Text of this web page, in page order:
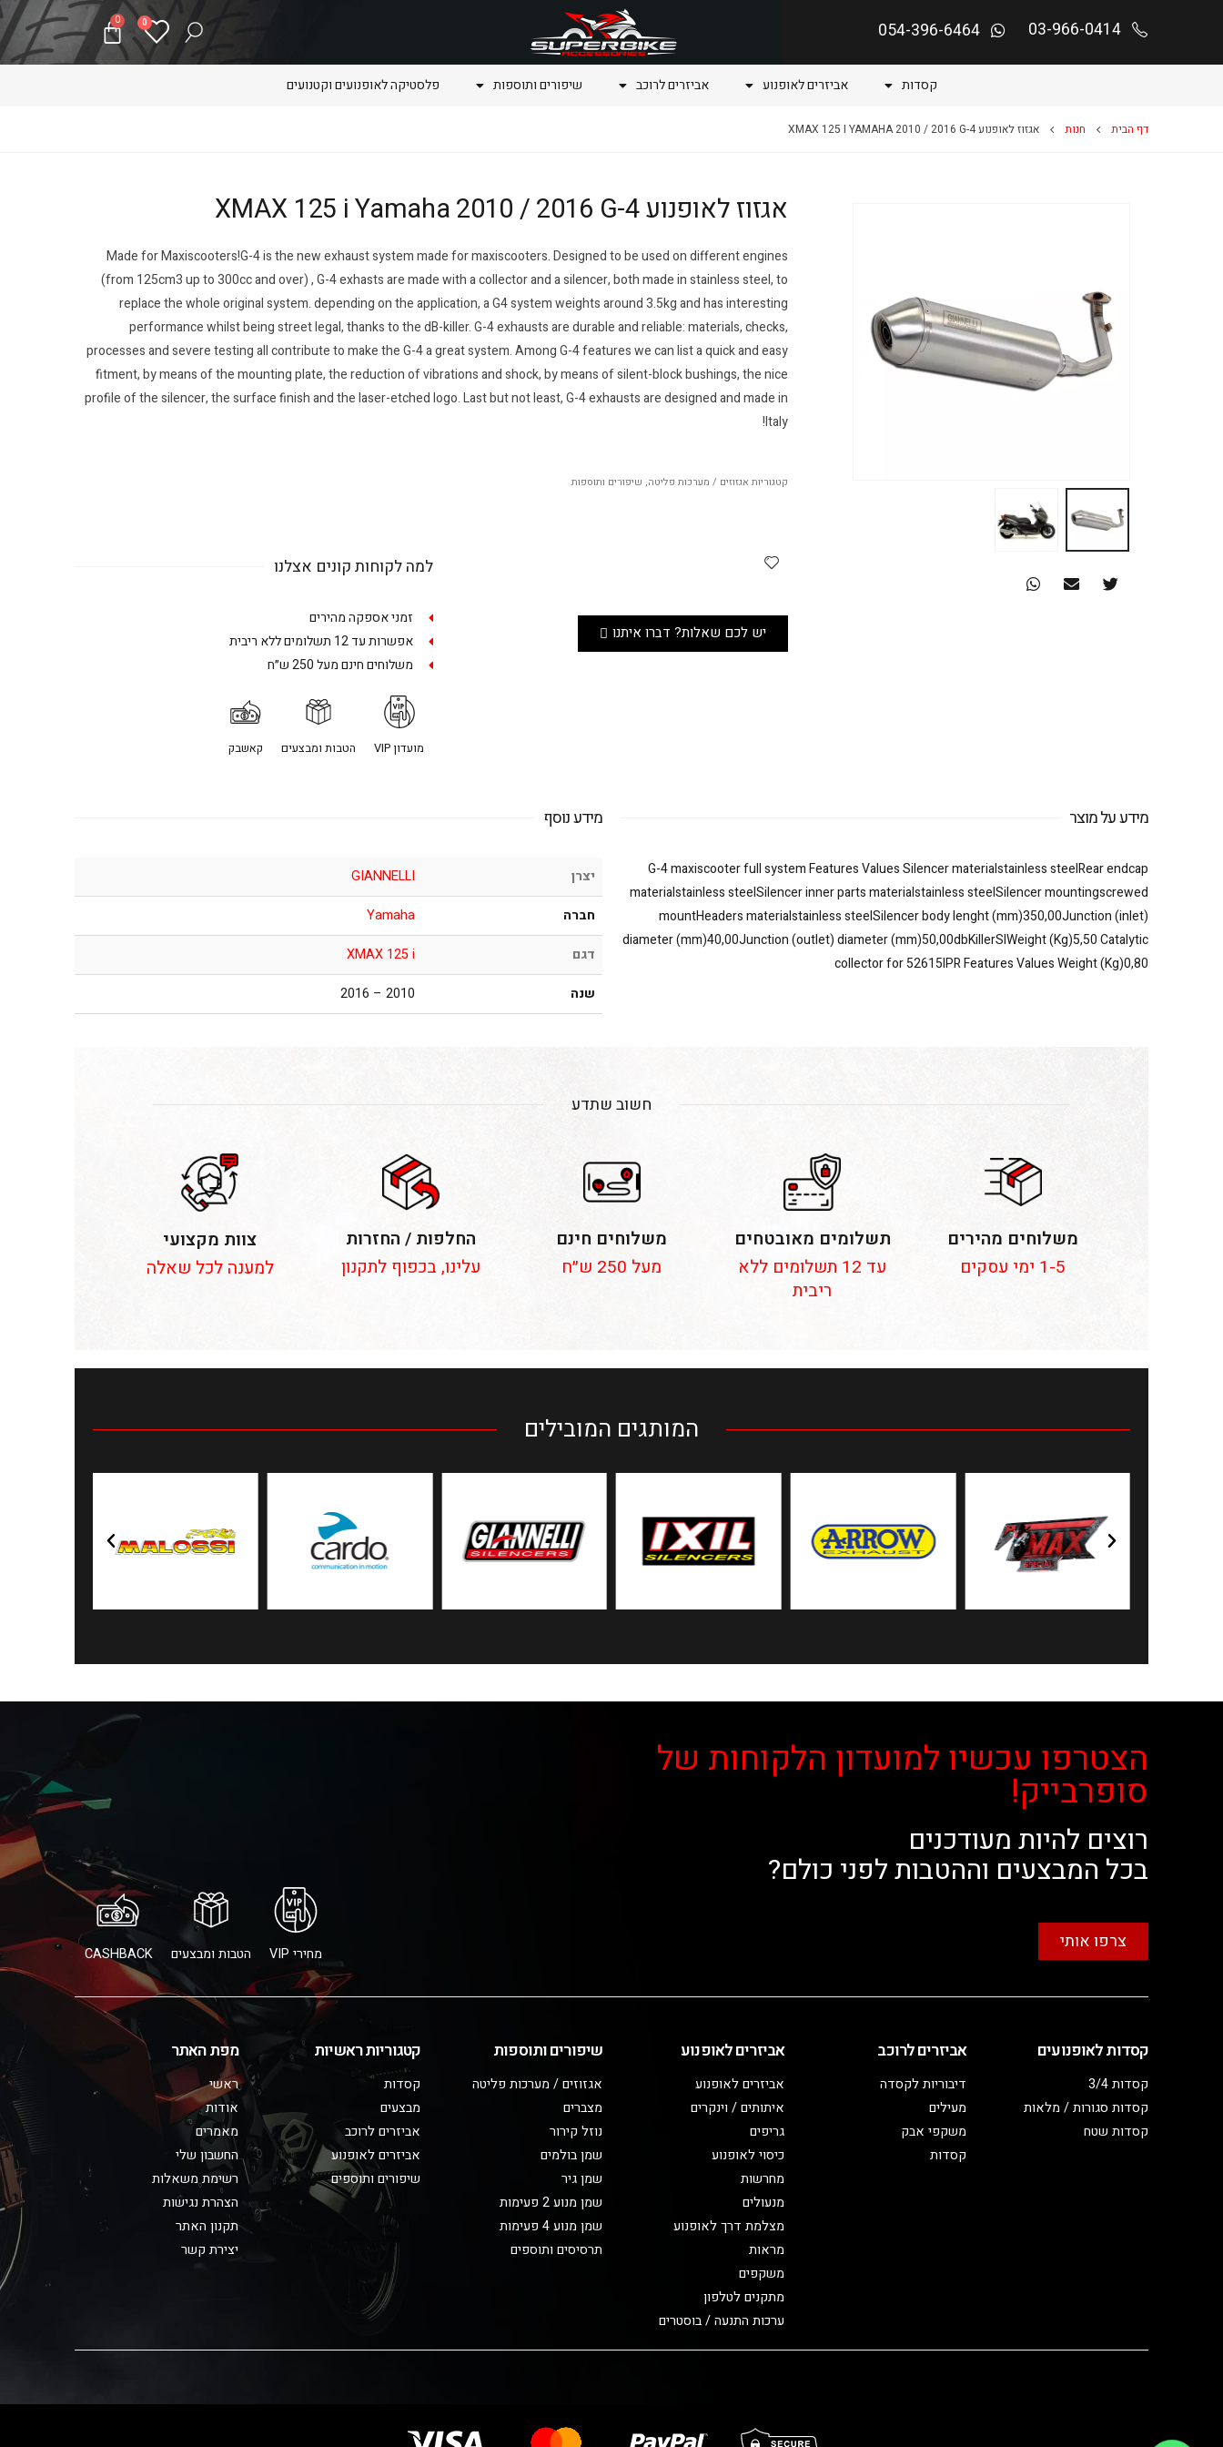
03-966-0414
054-396-6464
0
0
קסדות אביזרים לאופנוע אביזרים לרוכב שיפורים ותוספות פלסטיקה לאופנועים וקטנועים
דף הבית חנות אגזוז לאופנוע XMAX 125 I YAMAHA 2010 / 2016 G-4
אגזוז לאופנוע XMAX 125 i Yamaha 2010 / 2016 G-4
Made for Maxiscooters!G-4 is the new exhaust system made for maxiscooters. Designed to be used on different engines
(from 125cm3 up to 300cc and over) , G-4 exhasts are made with a collector and a silencer, both made in stainless steel, to
replace the whole original system. depending on the application, a G4 system weights around 3.5kg and has interesting
performance whilst being street legal, thanks to the dB-killer. G-4 exhausts are durable and reliable: materials, checks,
processes and severe testing all contribute to make the G-4 a great system. Among G-4 features we can list a quick and easy
fitment, by means of the mounting plate, the reduction of vibrations and shock, by means of silent-block bushings, the nice
profile of the silencer, the surface finish and the laser-etched logo. Last but not least, G-4 exhausts are designed and made in
Italy!
קטגוריותאגזוזים / מערכות פליטה, שיפורים ותוספות
יש לכם שאלות? דברו איתנו
למה לקוחות קונים אצלנו
זמני אספקה מהירים
אפשרות עד 12 תשלומים ללא ריבית
משלוחים חינם מעל 250 ש״ח
מועדון VIP הטבות ומבצעים קאשבק
מידע על מוצר
G-4 maxiscooter full system Features Values Silencer materialstainless steelRear endcap
materialstainless steelSilencer inner parts materialstainless steelSilencer mountingscrewed
mountHeaders materialstainless steelSilencer body lenght (mm)350,00Junction (inlet)
diameter (mm)40,00Junction (outlet) diameter (mm)50,00dbKillerSIWeight (Kg)5,50 Catalytic
collector for 52615IPR Features Values Weight (Kg)0,80
מידע נוסף
יצרן GIANNELLI
חברה Yamaha
דגם XMAX 125 i
שנה 2010 – 2016
חשוב שתדע
משלוחים מהירים
1-5 ימי עסקים
תשלומים מאובטחים
עד 12 תשלומים ללא
ריבית
משלוחים חינם
מעל 250 ש״ח
החלפות / החזרות
עלינו, בכפוף לתקנון
צוות מקצועי
למענה לכל שאלה
המותגים המובילים
הצטרפו עכשיו למועדון הלקוחות של
סופרבייק!
רוצים להיות מעודכנים
בכל המבצעים וההטבות לפני כולם?
צרפו אותי
מחירי VIP הטבות ומבצעים CASHBACK
קסדות לאופנועים
קסדות 3/4
קסדות סגורות / מלאות
קסדות שטח
אביזרים לרוכב
דיבוריות לקסדה
מעילים
משקפי אבק
קסדות
אביזרים לאופנוע
אביזרים לאופנוע
איתותים / וינקרים
גריפים
כיסוי לאופנוע
מחרשות
מנעולים
מצלמת דרך לאופנוע
מראות
משקפים
מתקנים לטלפון
ערכות התנעה / בוסטרים
שיפורים ותוספות
אגזוזים / מערכות פליטה
מצברים
נוזל קירור
שמן בולמים
שמן גיר
שמן מנוע 2 פעימות
שמן מנוע 4 פעימות
תרסיסים ותוספים
קטגוריות ראשיות
קסדות
מבצעים
אביזרים לרוכב
אביזרים לאופנוע
שיפורים ותוספים
מפת האתר
ראשי
אודות
מאמרים
החשבון שלי
רשימת משאלות
הצהרת נגישות
תקנון האתר
יצירת קשר